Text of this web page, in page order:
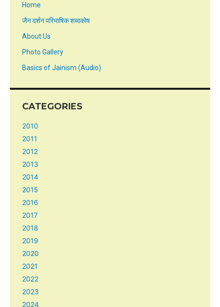
Home
जैन दर्शन परिभाषिक शब्दकोष
About Us
Photo Gallery
Basics of Jainism (Audio)
CATEGORIES
2010
2011
2012
2013
2014
2015
2016
2017
2018
2019
2020
2021
2022
2023
2024